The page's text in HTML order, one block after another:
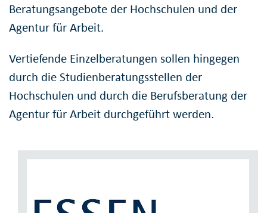
Beratungsangebote der Hochschulen und der
Agentur für Arbeit.
Vertiefende Einzelberatungen sollen hingegen
durch die Studienberatungsstellen der
Hochschulen und durch die Berufsberatung der
Agentur für Arbeit durchgeführt werden.